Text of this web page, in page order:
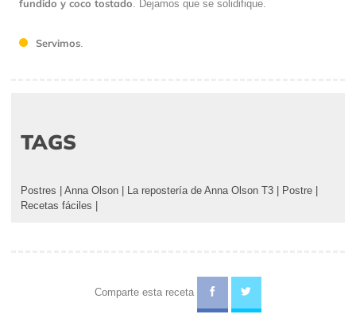
fundido y coco tostado. Dejamos que se solidifique.
Servimos.
TAGS
Postres Anna Olson La repostería de Anna Olson T3 Postre
Recetas fáciles
Comparte esta receta